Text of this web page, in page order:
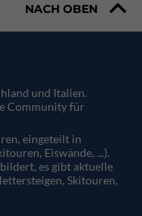
NACH OBEN
und Italien.
Community für
eingeteilt in
Eiswände, ...).
es gibt aktuelle
Skitouren,